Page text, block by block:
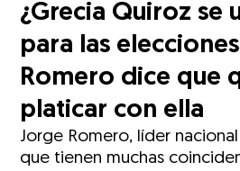
¿Grecia Quiroz se
para las
Romero dice que
platicar con ella
Jorge Romero, líder
que tienen muchas